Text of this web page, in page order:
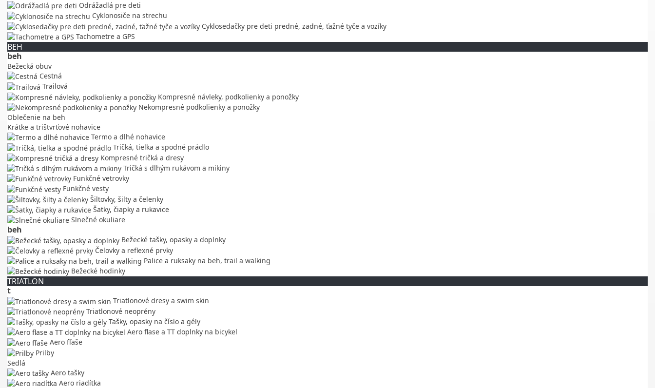
Odrážadlá pre deti
Cyklonosiče na strechu
Cyklosedačky pre deti predné, zadné, ťažné tyče a vozíky
Tachometre a GPS
BEH
beh
Bežecká obuv
Cestná
Trailová
Kompresné návleky, podkolienky a ponožky
Nekompresné podkolienky a ponožky
Oblečenie na beh
Krátke a trištvrťové nohavice
Termo a dlhé nohavice
Tričká, tielka a spodné prádlo
Kompresné tričká a dresy
Tričká s dlhým rukávom a mikiny
Funkčné vetrovky
Funkčné vesty
Šiltovky, šilty a čelenky
Šatky, čiapky a rukavice
Slnečné okuliare
beh
Bežecké tašky, opasky a doplnky
Čelovky a reflexné prvky
Palice a ruksaky na beh, trail a walking
Bežecké hodinky
TRIATLON
t
Triatlonové dresy a swim skin
Triatlonové neoprény
Tašky, opasky na číslo a gély
Aero flase a TT doplnky na bicykel
Aero fľaše
Prilby
Sedlá
Aero tašky
Aero riadítka